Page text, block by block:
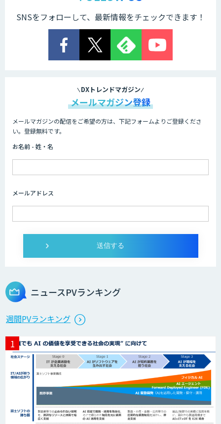
SNSをフォローして、最新情報をチェックできます！
DXトレンドマガジン
メールマガジン登録
メールマガジンの配信をご希望の方は、下記フォームよりご登録くださ
い。登録無料です。
お名前 - 姓・名
メールアドレス
ニュースPVランキング
週間PVランキング